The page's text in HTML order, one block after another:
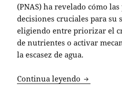
(PNAS) ha revelado cómo
decisiones cruciales para su
eligiendo entre priorizar el
de nutrientes o activar
la escasez de agua.
Continua leyendo Científico